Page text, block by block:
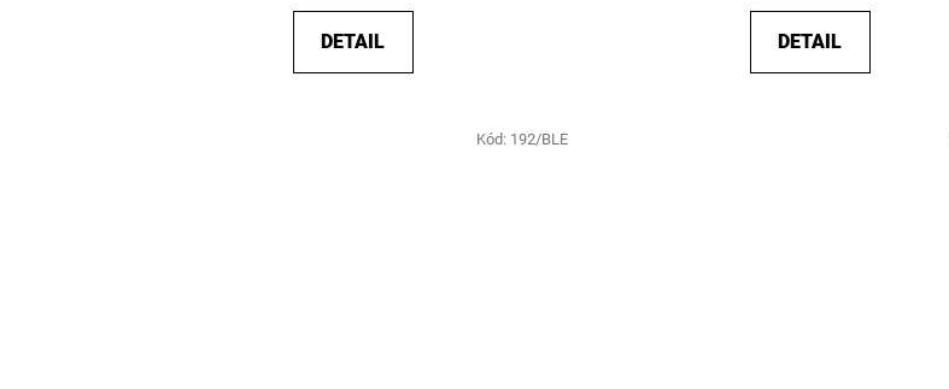
DETAIL DETAIL
Kód: 192/BLE